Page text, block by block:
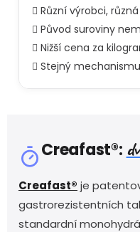
Různí výrobci,
Původ suroviny
Nižší cena za
Stejný
Creafast®:
Creafast® je
gastrorezistentních
standardní